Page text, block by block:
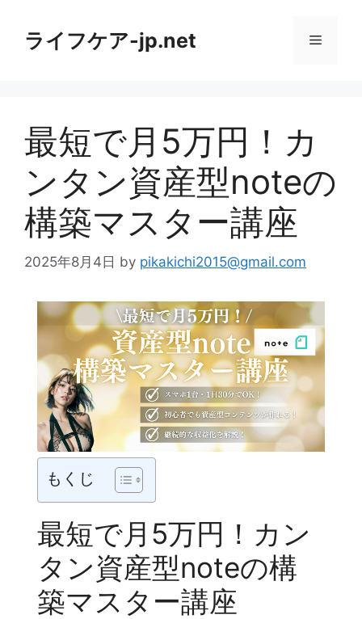
ライフケア-jp.net メ
ー
最短で月5万円！カ
ンタン資産型noteの
構築マスター講座
2025年8月4日 by pikakichi2015@gmail.com
もくじ
最短で月5万円！カン
タン資産型noteの構
築マスター講座